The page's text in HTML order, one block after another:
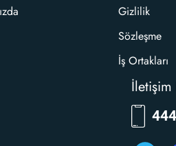
Gizlilik
Sözleşme
İş Ortakları
İletişim
444